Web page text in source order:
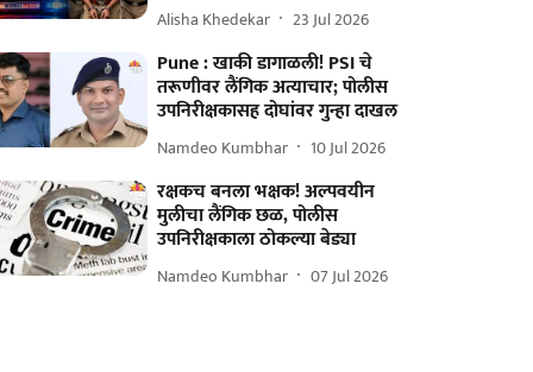
Alisha Khedekar 23 Jul 2026
Pune : खाकी डागाळली! PSI चे
तरूणीवर लैंगिक अत्याचार; पोलीस
उपनिरीक्षकासह दोघांवर गुन्हा दाखल
Namdeo Kumbhar 10 Jul 2026
रक्षकच बनला भक्षक! अल्पवयीन
मुलीचा लैंगिक छळ, पोलीस
उपनिरीक्षकाला ठोकल्या बेड्या
Namdeo Kumbhar 07 Jul 2026